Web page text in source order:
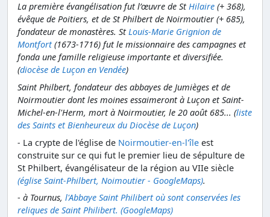
La première évangélisation fut l’œuvre de StHilaire (+ 368),
évêque de Poitiers, et de St Philbert de Noirmoutier (+ 685),
fondateur de monastères. StLouis-Marie Grignion de
Montfort(1673-1716) fut le missionnaire des campagnes et
fonda une famille religieuse importante et diversifiée.
(diocèse de Luçon en Vendée)
Saint Philbert, fondateur des abbayes de Jumièges et de
Noirmoutier dont les moines essaimeront à Luçon et Saint-
Michel-en-l'Herm, mort à Noirmoutier, le 20 août 685... (liste
des Saints et Bienheureux du Diocèse de Luçon)
- La crypte de l'église de Noirmoutier-en-l'île est
construite sur ce qui fut le premier lieu de sépulture de
St Philbert, évangélisateur de la région au VIIe siècle
(église Saint-Philbert, Noimoutier - GoogleMaps).
- à Tournus, l'Abbaye Saint Philibert où sont conservées les
reliques de Saint Philibert. (GoogleMaps)